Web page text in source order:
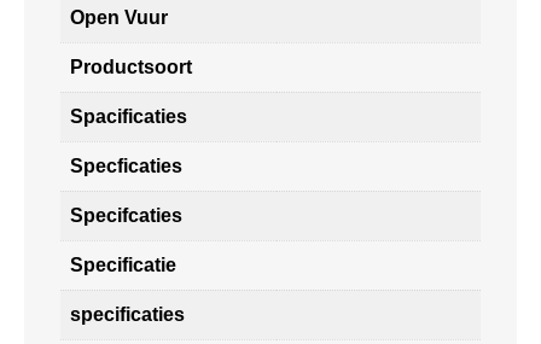
Open Vuur
Productsoort
Spacificaties
Specficaties
Specifcaties
Specificatie
specificaties